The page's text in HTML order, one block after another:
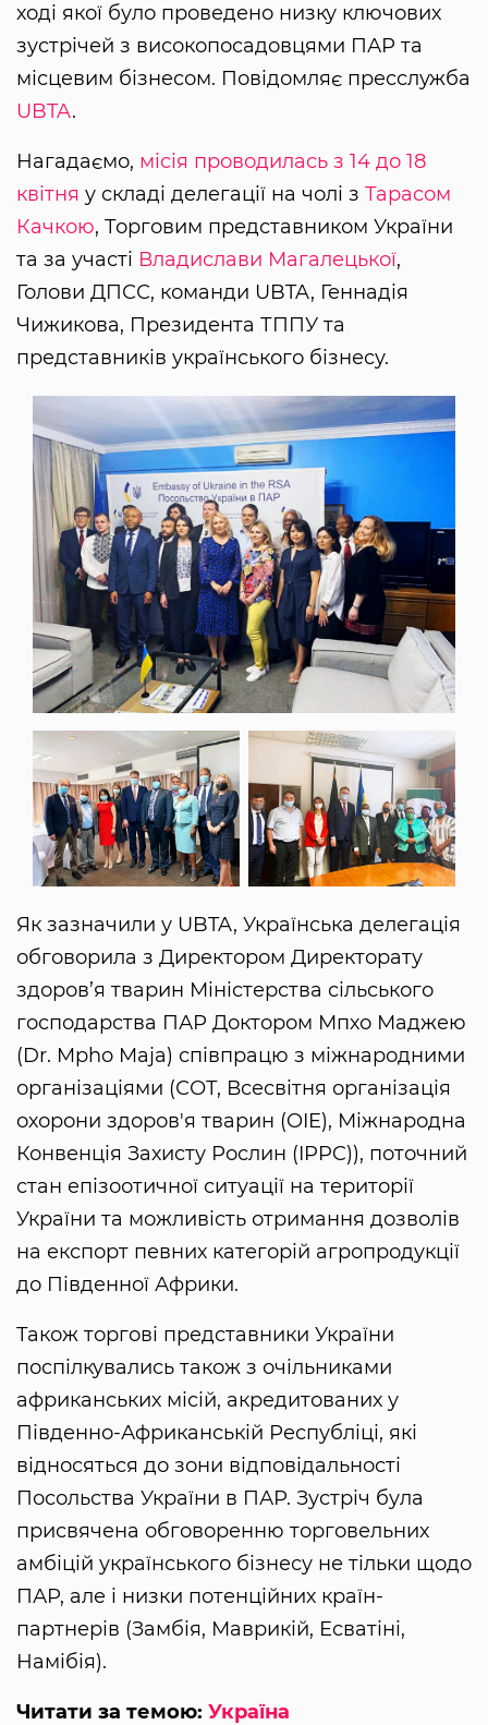
ході якої було проведено низку ключових
зустрічей з високопосадовцями ПАР та
місцевим бізнесом. Повідомляє пресслужба
UBTA.
Нагадаємо, місія проводилась з 14 до 18
квітня у складі делегації на чолі з Тарасом
Качкою, Торговим представником України
та за участі Владислави Магалецької,
Голови ДПСС, команди UBTA, Геннадія
Чижикова, Президента ТППУ та
представників українського бізнесу.
Як зазначили у UBTA, Українська делегація
обговорила з Директором Директорату
здоров’я тварин Міністерства сільського
господарства ПАР Доктором Мпхо Маджею
(Dr. Mpho Maja) співпрацю з міжнародними
організаціями (СОТ, Всесвітня організація
охорони здоров'я тварин (OIE), Міжнародна
Конвенція Захисту Рослин (IPPC)), поточний
стан епізоотичної ситуації на території
України та можливість отримання дозволів
на експорт певних категорій агропродукції
до Південної Африки.
Також торгові представники України
поспілкувались також з очільниками
африканських місій, акредитованих у
Південно-Африканській Республіці, які
відносяться до зони відповідальності
Посольства України в ПАР. Зустріч була
присвячена обговоренню торговельних
амбіцій українського бізнесу не тільки щодо
ПАР, але і низки потенційних країн-
партнерів (Замбія, Маврикій, Есватіні,
Намібія).
Читати за темою: Україна